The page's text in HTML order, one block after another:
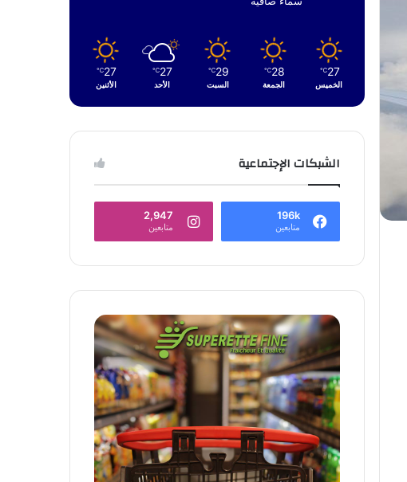
27
℃
الخميس
28
℃
الجمعة
29
℃
السبت
27
℃
الأحد
27
℃
الأثنين
الشبكات الإجتماعية
196k
متابعين
2,947
متابعين